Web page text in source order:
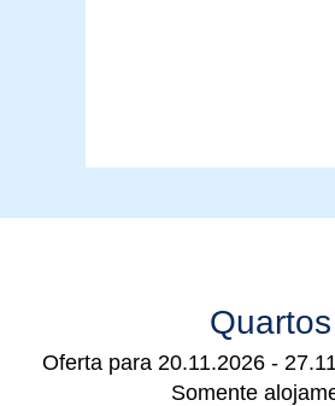
Quartos
Oferta para 20.11.2026 -
Somente